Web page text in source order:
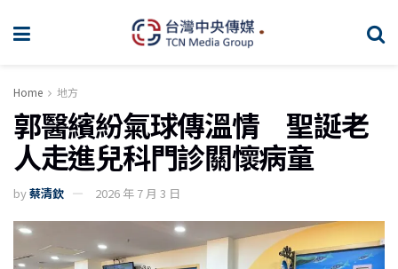
Home 地方
郭醫繽紛氣球傳溫情 聖誕老
人走進兒科門診關懷病童
by蔡清欽 2026 年 7 月 3 日